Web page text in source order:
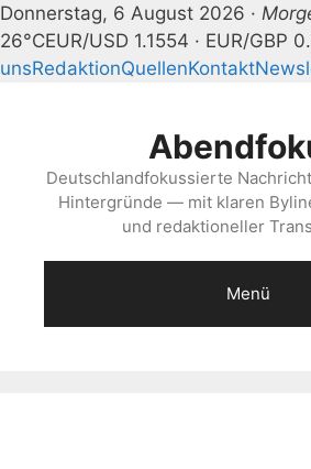
Donnerstag, 6 August 2026 ·
26°CEUR/USD 1.1554 · EUR/GBP
unsRedaktionQuellenKontakt
Deutschlandfokussierte
Hintergründe — mit klaren
und redaktioneller
Menü